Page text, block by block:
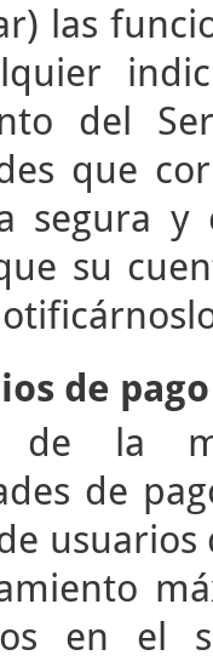
las
del
que
segura y
su
de pago
de la
de
usuarios
en el